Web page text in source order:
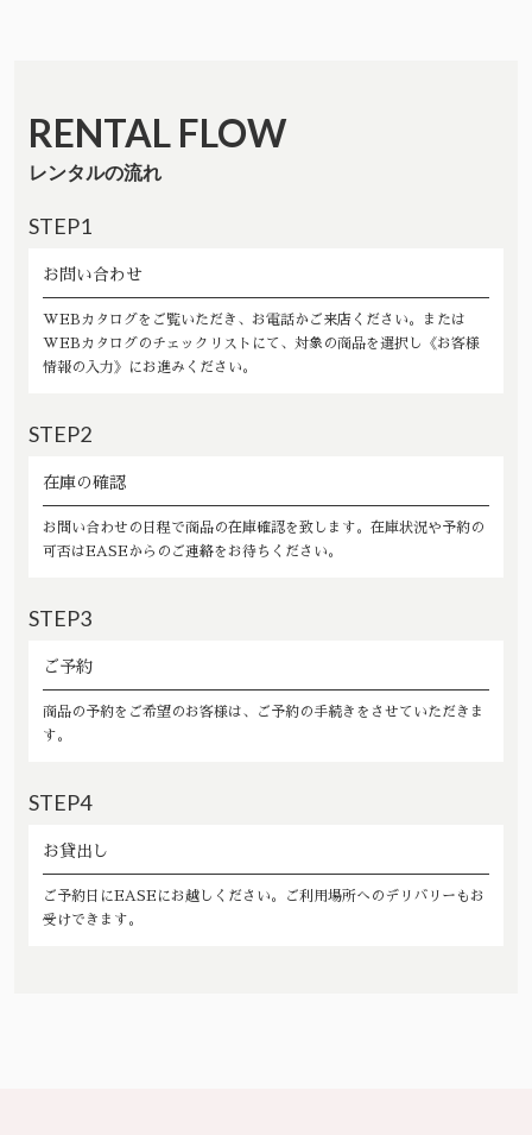
RENTAL FLOW
レンタルの流れ
STEP1
お問い合わせ
WEBカタログをご覧いただき、お電話かご来店ください。または
WEBカタログのチェックリストにて、対象の商品を選択し《お客様
情報の入力》にお進みください。
STEP2
在庫の確認
お問い合わせの日程で商品の在庫確認を致します。在庫状況や予約の
可否はEASEからのご連絡をお待ちください。
STEP3
ご予約
商品の予約をご希望のお客様は、ご予約の手続きをさせていただきま
す。
STEP4
お貸出し
ご予約日にEASEにお越しください。ご利用場所へのデリバリーもお
受けできます。